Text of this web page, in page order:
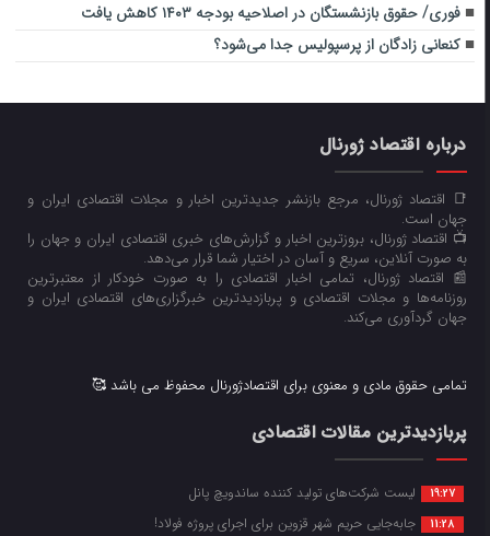
فوری/ حقوق بازنشستگان در اصلاحیه بودجه ۱۴۰۳ کاهش یافت
کنعانی زادگان از پرسپولیس جدا می‌شود؟
درباره اقتصاد ژورنال
📑 اقتصاد ژورنال، مرجع بازنشر جدیدترین اخبار و مجلات اقتصادی ایران و
جهان است.
📺 اقتصاد ژورنال، بروزترین اخبار و گزارش‌های خبری اقتصادی ایران و جهان را
به صورت آنلاین، سریع و آسان در اختیار شما قرار می‌‌دهد.
📰 اقتصاد ژورنال، تمامی اخبار اقتصادی را به صورت خودکار از معتبرترین
روزنامه‌ها و مجلات اقتصادی و پربازدیدترین خبرگزاری‌های اقتصادی ایران و
جهان گردآوری می‌کند.
تمامی حقوق مادی و معنوی برای اقتصادژورنال محفوظ می باشد 🥰
پربازدیدترین مقالات اقتصادی
19:27 لیست شرکت‌های تولید کننده ساندویچ پانل
11:28 جابه‌جایی حریم شهر قزوین برای اجرای پروژه فولاد!